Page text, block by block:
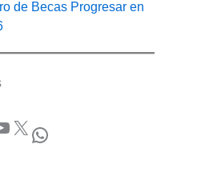
de Becas Progresar en
X WhatsApp